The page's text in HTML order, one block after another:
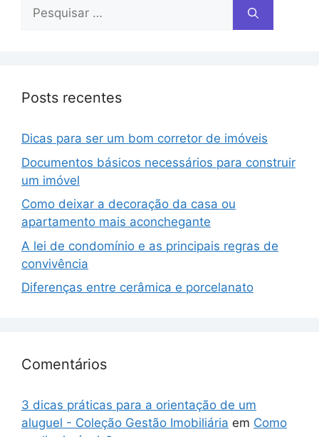
Posts recentes
Dicas para ser um bom corretor de imóveis
Documentos básicos necessários para construir
um imóvel
Como deixar a decoração da casa ou
apartamento mais aconchegante
A lei de condomínio e as principais regras de
convivência
Diferenças entre cerâmica e porcelanato
Comentários
3 dicas práticas para a orientação de um
aluguel - Coleção Gestão Imobiliária em Como